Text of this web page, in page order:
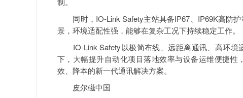
同时，IO-Link Safety主站具备IP67、IP69K高防护
景，环境适配性强，能够在复杂工况下持续稳定工作。
IO-Link Safety以极简布线、远距离通讯、高环境
下，大幅提升自动化项目落地效率与设备运维便捷
效、降本的新一代通讯解决方案。
皮尔磁中国